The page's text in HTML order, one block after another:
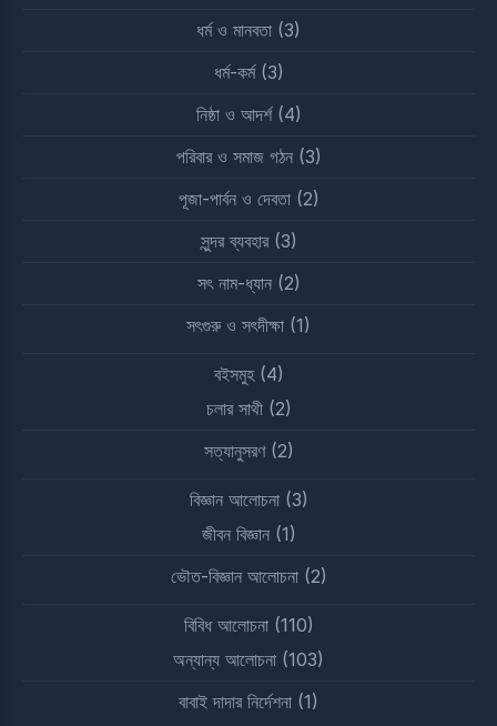
ধর্ম ও মানবতা (3)
ধর্ম-কর্ম(3)
নিষ্ঠা ও আদর্শ(4)
পরিবার ও সমাজ গঠন(3)
পূজা-পার্বন ও দেবতা(2)
সুন্দর ব্যবহার(3)
সৎ নাম-ধ্যান(2)
সৎগুরু ও সৎদীক্ষা (1)
বইসমুহ(4)
চলার সাথী(2)
সত্যানুসরণ(2)
বিজ্ঞান আলোচনা(3)
জীবন বিজ্ঞান(1)
ভৌত-বিজ্ঞান আলোচনা(2)
বিবিধ আলোচনা(110)
অন্যান্য আলোচনা (103)
বাবাই দাদার নির্দেশনা (1)